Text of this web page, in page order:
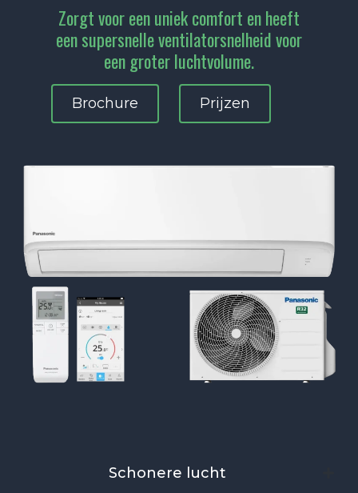
Zorgt voor een uniek comfort en heeft
een supersnelle ventilatorsnelheid voor
een groter luchtvolume.
Brochure Prijzen
Schonere lucht